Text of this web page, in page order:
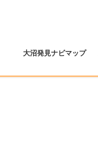
大沼発見ナビマップ